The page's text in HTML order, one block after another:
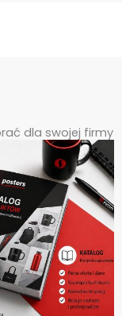
dla swojej firmy